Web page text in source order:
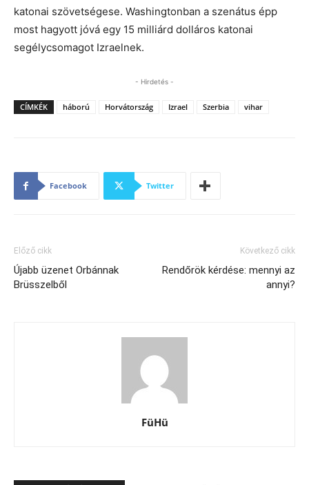
katonai szövetségese. Washingtonban a szenátus épp
most hagyott jóvá egy 15 milliárd dolláros katonai
segélycsomagot Izraelnek.
- Hirdetés -
CÍMKÉK háború Horvátország Izrael Szerbia vihar
Facebook Twitter
Előző cikk
Újabb üzenet Orbánnak
Brüsszelből
Következő cikk
Rendőrök kérdése: mennyi az
annyi?
FüHü